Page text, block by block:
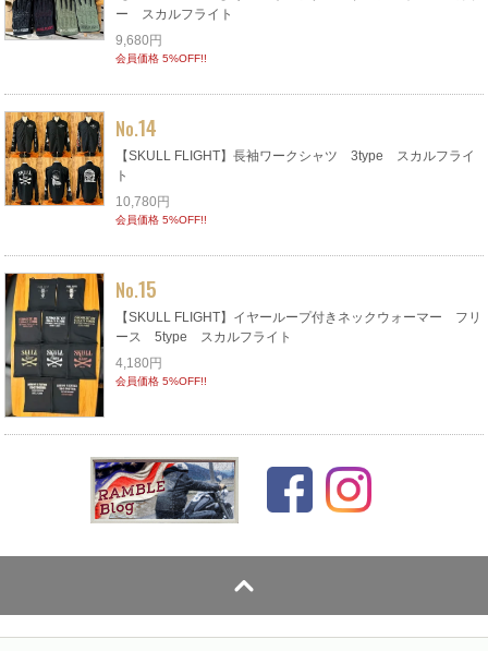
ー スカルフライト
9,680円
会員価格 5%OFF!!
No.14
【SKULL FLIGHT】長袖ワークシャツ 3type スカルフライ
ト
10,780円
会員価格 5%OFF!!
No.15
【SKULL FLIGHT】イヤーループ付きネックウォーマー フリ
ース 5type スカルフライト
4,180円
会員価格 5%OFF!!